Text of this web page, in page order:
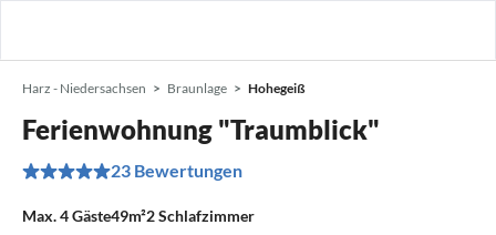
Harz - Niedersachsen Braunlage Hohegeiß
Ferienwohnung "Traumblick"
23 Bewertungen
Max.4Gäste49m²2Schlafzimmer